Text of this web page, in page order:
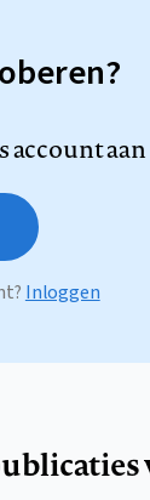
account aan
Inloggen